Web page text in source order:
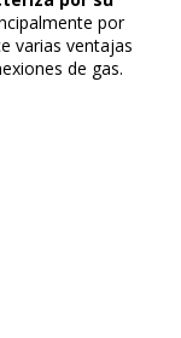
por
varias ventajas
de gas.